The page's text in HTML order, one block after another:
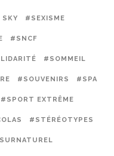
SKY #SEXISME
#SNCF
#SOMMEIL
#SOUVENIRS #SPA
#SPORT EXTRÊME
#STÉRÉOTYPES